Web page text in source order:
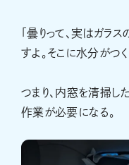
「曇りって、実はガ
すよ。そこに水分がつく
つまり、内窓を清掃し
作業が必要になる。